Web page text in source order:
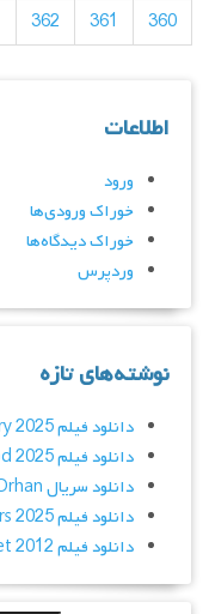
360
361
362
اطلاعات
ورود
خوراک ورودی‌ها
خوراک دیدگاه‌ها
وردپرس
نوشته‌های تازه
دانلود فیلم A Time for Bravery 2025
دانلود فیلم The Great Flood 2025
دانلود سریال Kurulus Orhan
دانلود فیلم The Thing with Feathers 2025
دانلود فیلم Adventure Planet 2012